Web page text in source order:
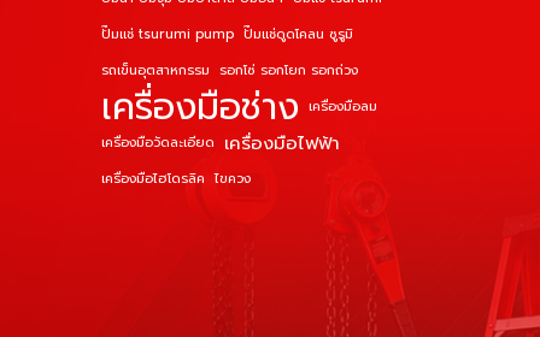
ปั๊มแช่ tsurumi pump ปั๊มแช่ดูดโคลน ซูรูมิ
รถเข็นอุตสาหกรรม รอกโซ่ รอกโยก รอกถ่วง
เครื่องมือช่าง เครื่องมือลม
เครื่องมือวัดละเอียด เครื่องมือไฟฟ้า
เครื่องมือไฮโดรลิค ไขควง